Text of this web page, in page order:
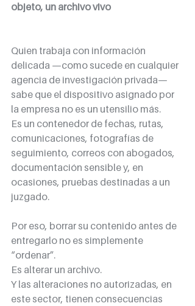
objeto, un archivo vivo
Quien trabaja con información
delicada —como sucede en cualquier
agencia de investigación privada—
sabe que el dispositivo asignado por
la empresa no es un utensilio más.
Es un contenedor de fechas, rutas,
comunicaciones, fotografías de
seguimiento, correos con abogados,
documentación sensible y, en
ocasiones, pruebas destinadas a un
juzgado.
Por eso, borrar su contenido antes de
entregarlo no es simplemente
“ordenar”.
Es alterar un archivo.
Y las alteraciones no autorizadas, en
este sector, tienen consecuencias